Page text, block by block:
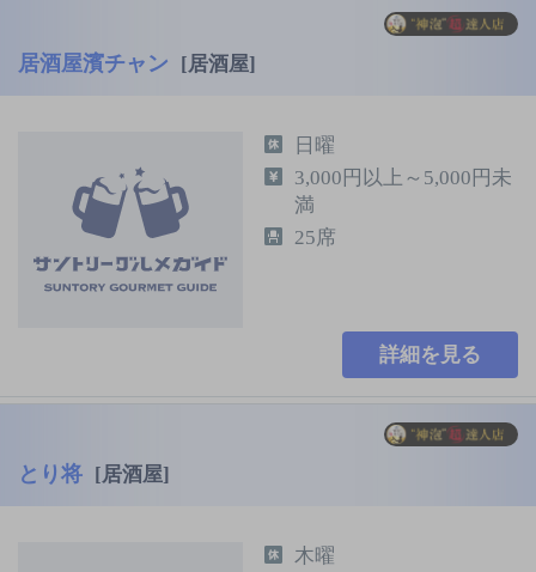
居酒屋濱チャン [居酒屋]
日曜
3,000円以上～5,000円未
満
25席
詳細を見る
とり将 [居酒屋]
木曜